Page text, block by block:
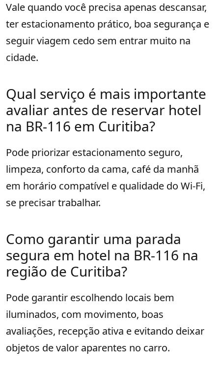
Vale quando você precisa apenas descansar,
ter estacionamento prático, boa segurança e
seguir viagem cedo sem entrar muito na
cidade.
Qual serviço é mais importante
avaliar antes de reservar hotel
na BR-116 em Curitiba?
Pode priorizar estacionamento seguro,
limpeza, conforto da cama, café da manhã
em horário compatível e qualidade do Wi-Fi,
se precisar trabalhar.
Como garantir uma parada
segura em hotel na BR-116 na
região de Curitiba?
Pode garantir escolhendo locais bem
iluminados, com movimento, boas
avaliações, recepção ativa e evitando deixar
objetos de valor aparentes no carro.